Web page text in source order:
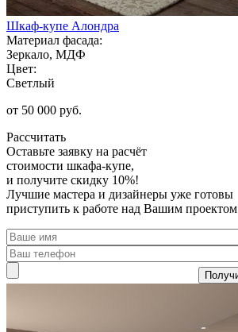
Шкаф-купе Алондра
Материал фасада:
Зеркало, МДФ
Цвет:
Светлый
от 50 000 руб.
Рассчитать
Оставьте заявку на расчёт
стоимости шкафа-купе,
и получите скидку 10%!
Лучшие мастера и дизайнеры уже готовы
приступить к работе над Вашим проектом